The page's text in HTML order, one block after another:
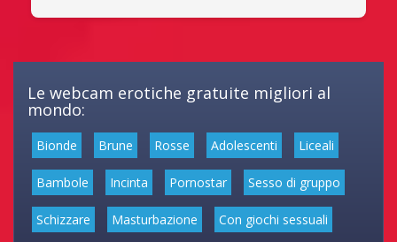
Le webcam erotiche gratuite migliori al
mondo:
Bionde Brune Rosse Adolescenti Liceali
Bambole Incinta Pornostar Sesso di gruppo
Schizzare Masturbazione Con giochi sessuali